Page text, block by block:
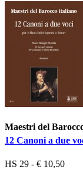
Maestri del
12 Canoni a due
HS 29 - € 10,50